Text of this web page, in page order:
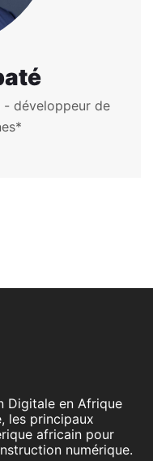
développeur de
Digitale en Afrique
les principaux
africain pour
numérique.